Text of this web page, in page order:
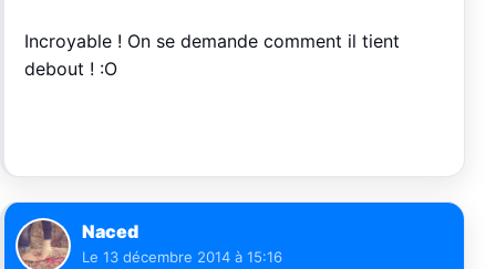
Incroyable ! On se demande comment il tient
debout ! :O
Naced
Le 13 décembre 2014 à 15:16